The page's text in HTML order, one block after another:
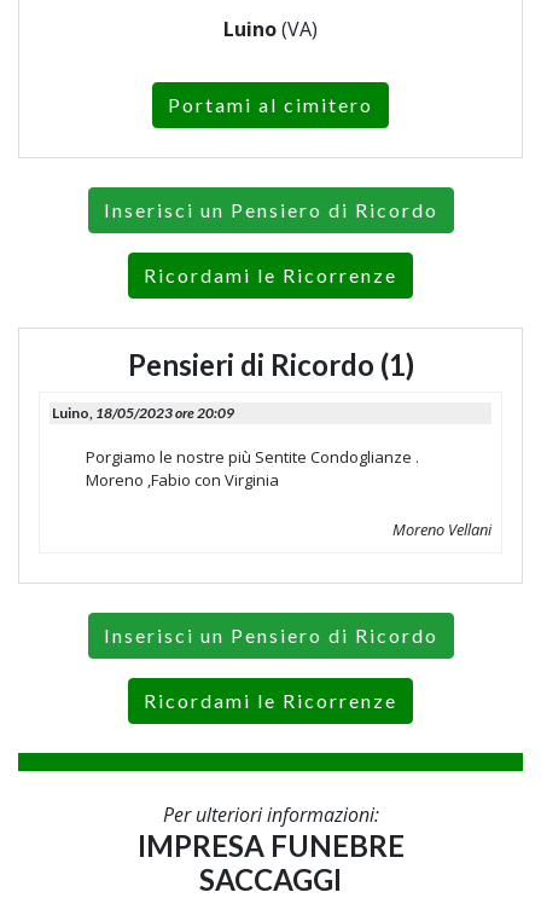
Luino(VA)
Portami al cimitero
Inserisci un Pensiero di Ricordo
Ricordami le Ricorrenze
Pensieri di Ricordo (1)
Luino, 18/05/2023 ore 20:09
Porgiamo le nostre più Sentite Condoglianze .
Moreno ,Fabio con Virginia
Moreno Vellani
Inserisci un Pensiero di Ricordo
Ricordami le Ricorrenze
Per ulteriori informazioni:
IMPRESA FUNEBRE
SACCAGGI